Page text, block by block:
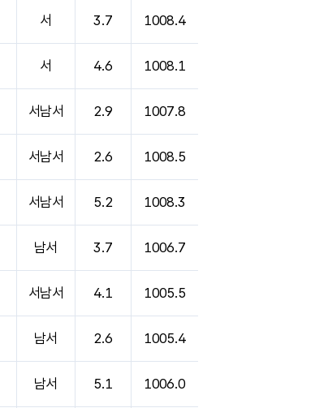
서 3.7 1008.4
서 4.6 1008.1
서남서 2.9 1007.8
서남서 2.6 1008.5
서남서 5.2 1008.3
남서 3.7 1006.7
서남서 4.1 1005.5
남서 2.6 1005.4
남서 5.1 1006.0